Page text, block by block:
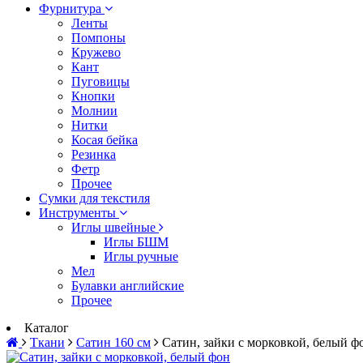
Фурнитура
Ленты
Помпоны
Кружево
Кант
Пуговицы
Кнопки
Молнии
Нитки
Косая бейка
Резинка
Фетр
Прочее
Сумки для текстиля
Инструменты
Иглы швейные
Иглы БШМ
Иглы ручные
Мел
Булавки английские
Прочее
Каталог
Ткани
Сатин 160 см Сатин, зайки с морковкой, белый